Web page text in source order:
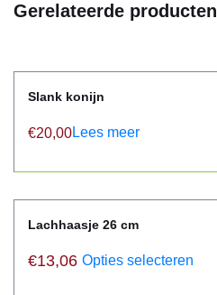
Gerelateerde producten
Slank konijn
€20,00Lees meer
Lachhaasje 26 cm
€13,06 Opties selecteren